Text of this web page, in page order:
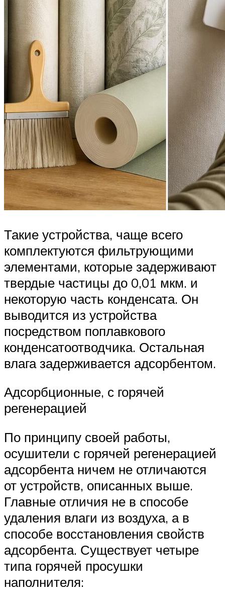
Такие устройства, чаще всего
комплектуются фильтрующими
элементами, которые задерживают
твердые частицы до 0,01 мкм. и
некоторую часть конденсата. Он
выводится из устройства
посредством поплавкового
конденсатоотводчика. Остальная
влага задерживается адсорбентом.
Адсорбционные, с горячей
регенерацией
По принципу своей работы,
осушители с горячей регенерацией
адсорбента ничем не отличаются
от устройств, описанных выше.
Главные отличия не в способе
удаления влаги из воздуха, а в
способе восстановления свойств
адсорбента. Существует четыре
типа горячей просушки
наполнителя: